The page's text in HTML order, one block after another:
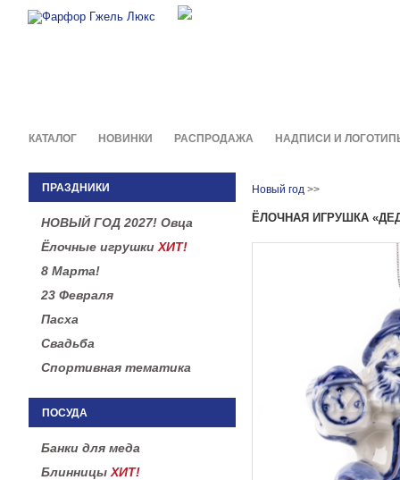
КАТАЛОГ НОВИНКИ РАСПРОДАЖА НАДПИСИ И
ПРАЗДНИКИ
НОВЫЙ ГОД 2027! Овца
Ёлочные игрушки ХИТ!
8 Марта!
23 Февраля
Пасха
Свадьба
Спортивная тематика
ПОСУДА
Банки для меда
Блинницы ХИТ!
Новый год >>
ЁЛОЧНАЯ ИГРУШКА